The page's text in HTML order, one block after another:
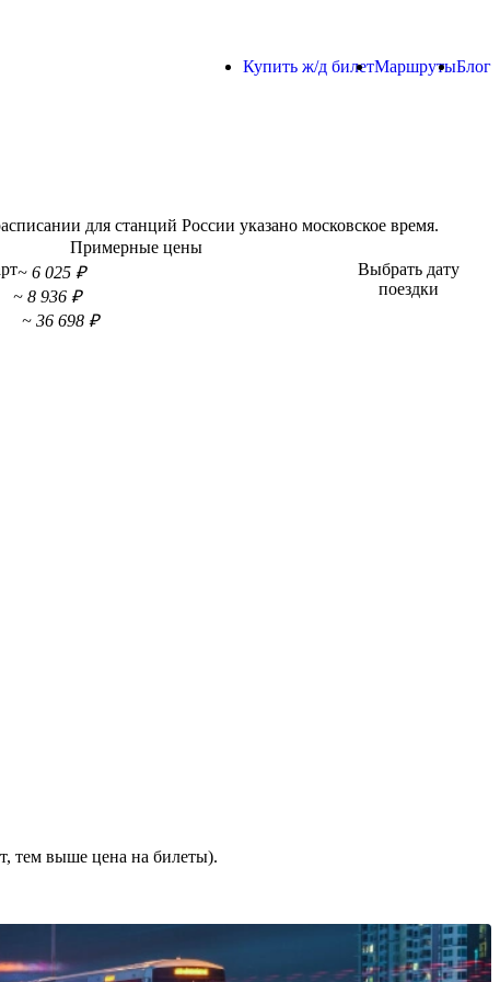
Купить ж/д билетМаршрутыБлог
для станций России указано московское время.
Примерные цены
~ 6 025 ₽
~ 8 936 ₽
~ 36 698 ₽
Выбрать дату
поездки
тем выше цена на билеты).